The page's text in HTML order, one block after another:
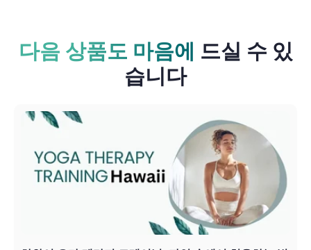
다음 상품도 마음에 드실 수 있
습니다